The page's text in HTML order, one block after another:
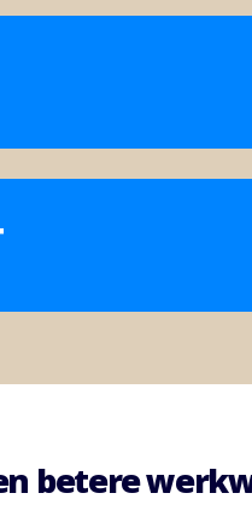
betere